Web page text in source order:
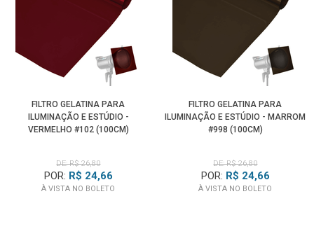
FILTRO GELATINA PARA
ILUMINAÇÃO E ESTÚDIO -
VERMELHO #102 (100CM)
DE: R$ 26,80
POR: R$ 24,66
À VISTA NO BOLETO
FILTRO GELATINA PARA
ILUMINAÇÃO E ESTÚDIO - MARROM
#998 (100CM)
DE: R$ 26,80
POR: R$ 24,66
À VISTA NO BOLETO